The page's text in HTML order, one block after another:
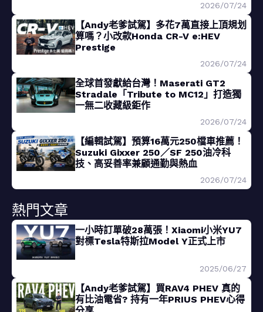
2026/07/24
【Andy老爹試駕】多花7萬直接上頂規划
算嗎？小改款Honda CR-V e:HEV
Prestige
2026/07/24
全球首發獻給台灣！Maserati GT2
Stradale「Tribute to MC12」打造獨
一無二收藏級鉅作
2026/07/24
【編輯試駕】預算16萬元250檔車推薦！
Suzuki Gixxer 250／SF 250油冷科
技、高妥善率兼顧通勤與熱血
2026/07/24
熱門文章
一小時訂單破28萬張！Xiaomi小米YU7
對標Tesla特斯拉Model Y正式上市
2025/06/27
【Andy老爹試駕】買RAV4 PHEV 真的
有比油電省? 持有一年PRIUS PHEV心得